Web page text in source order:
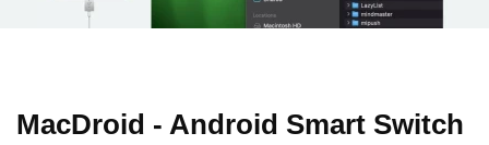
MacDroid - Android Smart Switch